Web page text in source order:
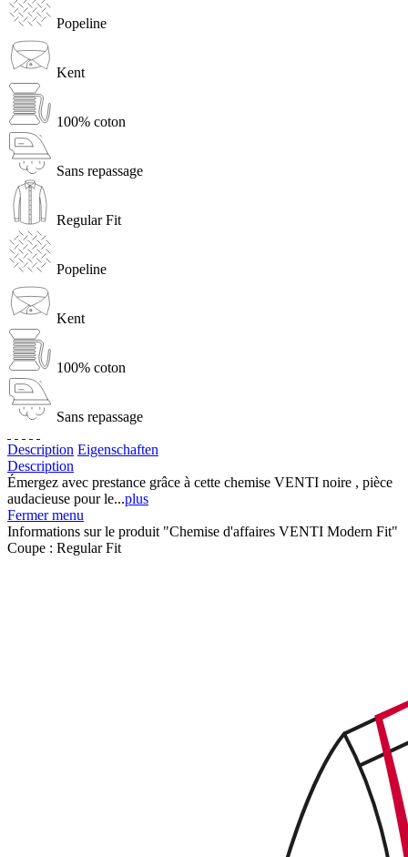
Popeline
Kent
100% coton
Sans repassage
Regular Fit
Popeline
Kent
100% coton
Sans repassage
Description Eigenschaften
Description
Émergez avec prestance grâce à cette chemise VENTI noire , pièce
audacieuse pour le...plus
Fermer menu
Informations sur le produit "Chemise d'affaires VENTI Modern Fit"
Coupe : Regular Fit